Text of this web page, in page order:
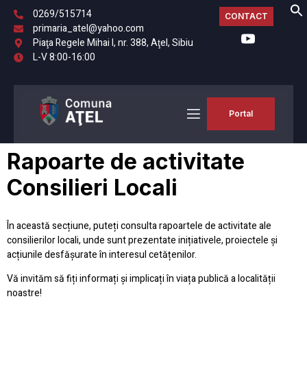
0269/515714
primaria_atel@yahoo.com
Piaţa Regele Mihai I, nr. 388, Aţel, Sibiu
L-V 8:00-16:00
CONTACT
Portal
Rapoarte de activitate
Consilieri Locali
În această secțiune, puteți consulta rapoartele de activitate ale
consilierilor locali, unde sunt prezentate inițiativele, proiectele și
acțiunile desfășurate în interesul cetățenilor.
Vă invităm să fiți informați și implicați în viața publică a localității
noastre!